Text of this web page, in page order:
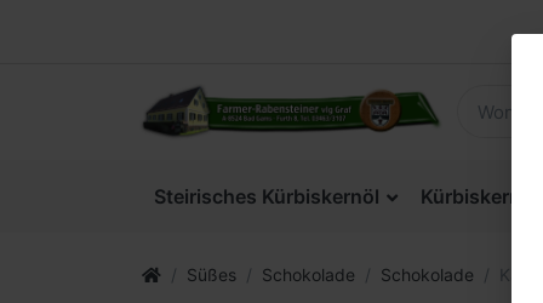
Steirisches Kürbiskernöl Kürbiskerne
Süßes Schokolade Schokolade